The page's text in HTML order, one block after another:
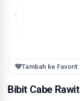
Tambah ke Favorit
Bibit Cabe Rawit